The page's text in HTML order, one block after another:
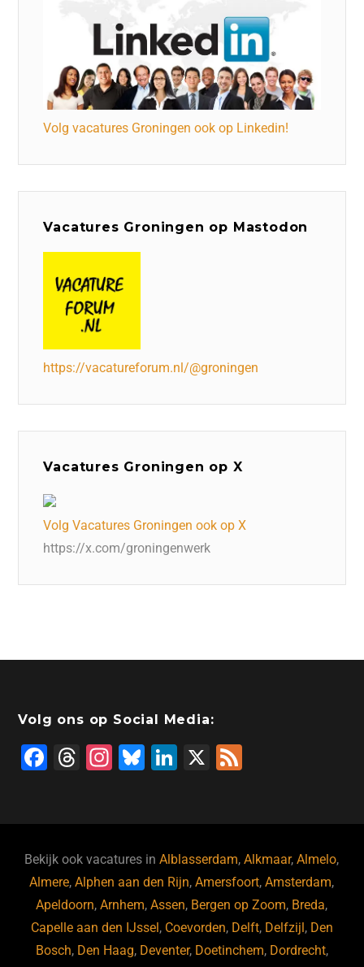
Volg vacatures Groningen ook op Linkedin!
Vacatures Groningen op Mastodon
https://vacatureforum.nl/@groningen
Vacatures Groningen op X
Volg Vacatures Groningen ook op X
https://x.com/groningenwerk
Volg ons op Social Media:
F
b
o
o
k
T
d
s
In
a
m
Bl
ky
Li
dI
n
X
Bekijk ook vacatures inAlblasserdam,Alkmaar,Almelo,
Almere,Alphen aan den Rijn,Amersfoort,Amsterdam,
Apeldoorn,Arnhem,Assen, Bergen op Zoom, Breda,
Capelle aan den IJssel, Coevorden, Delft, Delfzijl, Den
Bosch, Den Haag, Deventer, Doetinchem, Dordrecht,